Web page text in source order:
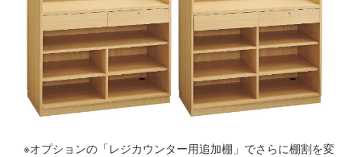
※オプションの「レジカウンター用追加棚」でさらに棚割を変